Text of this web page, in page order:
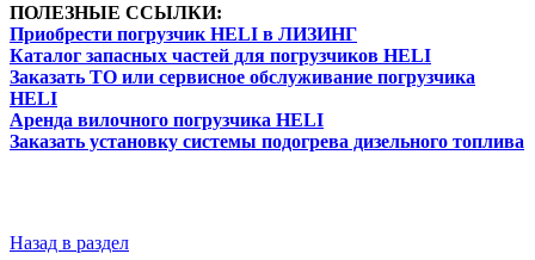
ПОЛЕЗНЫЕ ССЫЛКИ:
Приобрести погрузчик HELI в ЛИЗИНГ
Каталог запасных частей для погрузчиков HELI
Заказать ТО или сервисное обслуживание погрузчика
HELI
Аренда вилочного погрузчика HELI
Заказать установку системы подогрева дизельного топлива
Назад в раздел